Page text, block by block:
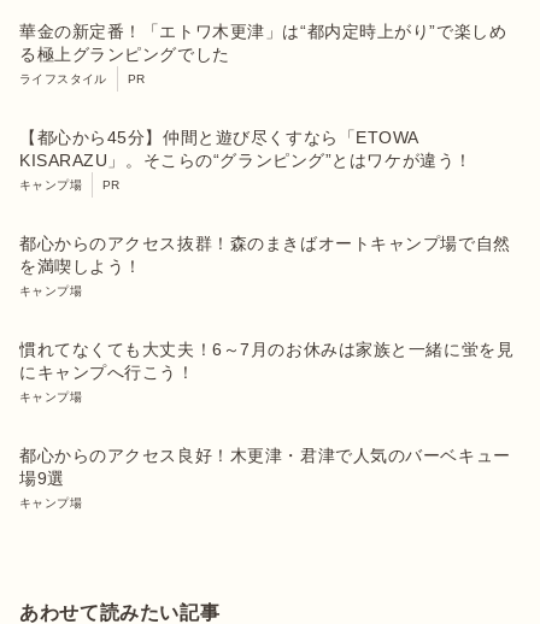
華金の新定番！「エトワ木更津」は“都内定時上がり”で楽しめ
る極上グランピングでした
ライフスタイル PR
【都心から45分】仲間と遊び尽くすなら「ETOWA
KISARAZU」。そこらの“グランピング”とはワケが違う！
キャンプ場 PR
都心からのアクセス抜群！森のまきばオートキャンプ場で自然
を満喫しよう！
キャンプ場
慣れてなくても大丈夫！6～7月のお休みは家族と一緒に蛍を見
にキャンプへ行こう！
キャンプ場
都心からのアクセス良好！木更津・君津で人気のバーベキュー
場9選
キャンプ場
あわせて読みたい記事